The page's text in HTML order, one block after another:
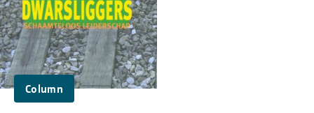
Column